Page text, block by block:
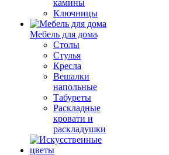
камины
Ключницы
Мебель для дома
Столы
Стулья
Кресла
Вешалки
напольные
Табуреты
Раскладные
кровати и
раскладушки